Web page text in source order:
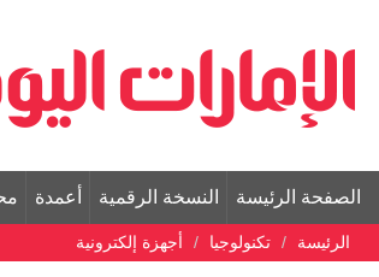
الصفحة الرئيسة النسخة الرقمية أعمدة
الرئيسة تكنولوجيا أجهزة إلكترونية